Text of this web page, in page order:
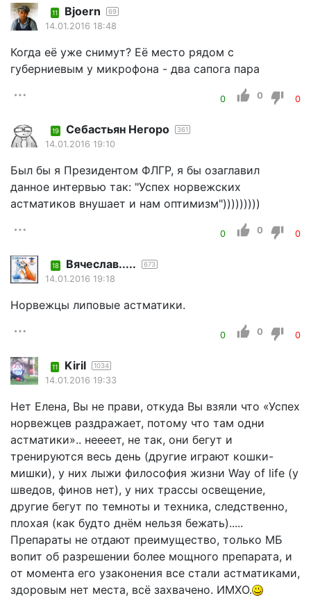
11 Bjoern 69
14.01.2016 18:48
Когда её уже снимут? Её место рядом с
губерниевым у микрофона - два сапога пара
0 0 0
19 Себастьян Негоро 361
14.01.2016 19:10
Был бы я Президентом ФЛГР, я бы озаглавил
данное интервью так: "Успех норвежских
астматиков внушает и нам оптимизм")))))))))
0 0 0
18 Вячеслав..... 673
14.01.2016 19:18
Норвежцы липовые астматики.
0 0 0
11 Kiril 1034
14.01.2016 19:33
Нет Елена, Вы не прави, откуда Вы взяли что «Успех
норвежцев раздражает, потому что там одни
астматики».. неееет, не так, они бегут и
тренируются весь день (другие играют кошки-
мишки), у них лыжи философия жизни Way of life (у
шведов, финов нет), у них трассы освещение,
другие бегут по темноты и техника, следственно,
плохая (как будто днём нельзя бежать).....
Препараты не отдают преимущество, только МБ
вопит об разрешении более мощного препарата, и
от момента его узаконения все стали астматиками,
здоровым нет места, всё захвачено. ИМХО.